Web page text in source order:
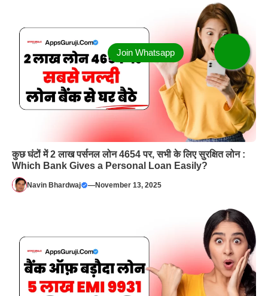
कुछ घंटों में 2 लाख पर्सनल लोन 4654 पर, सभी के लिए सुरक्षित लोन :
Which Bank Gives a Personal Loan Easily?
Navin Bhardwaj —November 13, 2025